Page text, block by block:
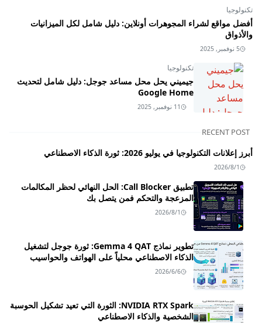
تكنولوجيا
أفضل مواقع لشراء المجوهرات أونلاين: دليل شامل لكل الميزانيات
والأذواق
5 نوفمبر, 2025
تكنولوجيا
جيميني يحل محل مساعد جوجل: دليل شامل لتحديث
Google Home
11 نوفمبر, 2025
RECENT POST
أبرز إعلانات التكنولوجيا في يوليو 2026: ثورة الذكاء الاصطناعي
2026/8/1
تطبيق Call Blocker: الحل النهائي لحظر المكالمات
المزعجة والتحكم فمن يتصل بك
2026/8/1
تطوير نماذج Gemma 4 QAT: ثورة جوجل لتشغيل
الذكاء الاصطناعي محلياً على الهواتف والحواسيب
2026/6/6
NVIDIA RTX Spark: الثورة التي تعيد تشكيل الحوسبة
الشخصية والذكاء الاصطناعي